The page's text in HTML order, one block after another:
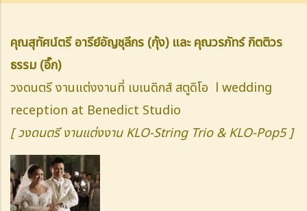
คุณสุทัศน์ตรี อารีย์อัญชุลีกร (กุ้ง) และ คุณวรภัทร์ กิตติวร
ธรรม (อิ๊ก)
วงดนตรี งานแต่งงานที่ เบเนดิกส์ สตูดิโอ l wedding
reception at Benedict Studio
[ วงดนตรี งานแต่งงาน KLO-String Trio & KLO-Pop5 ]